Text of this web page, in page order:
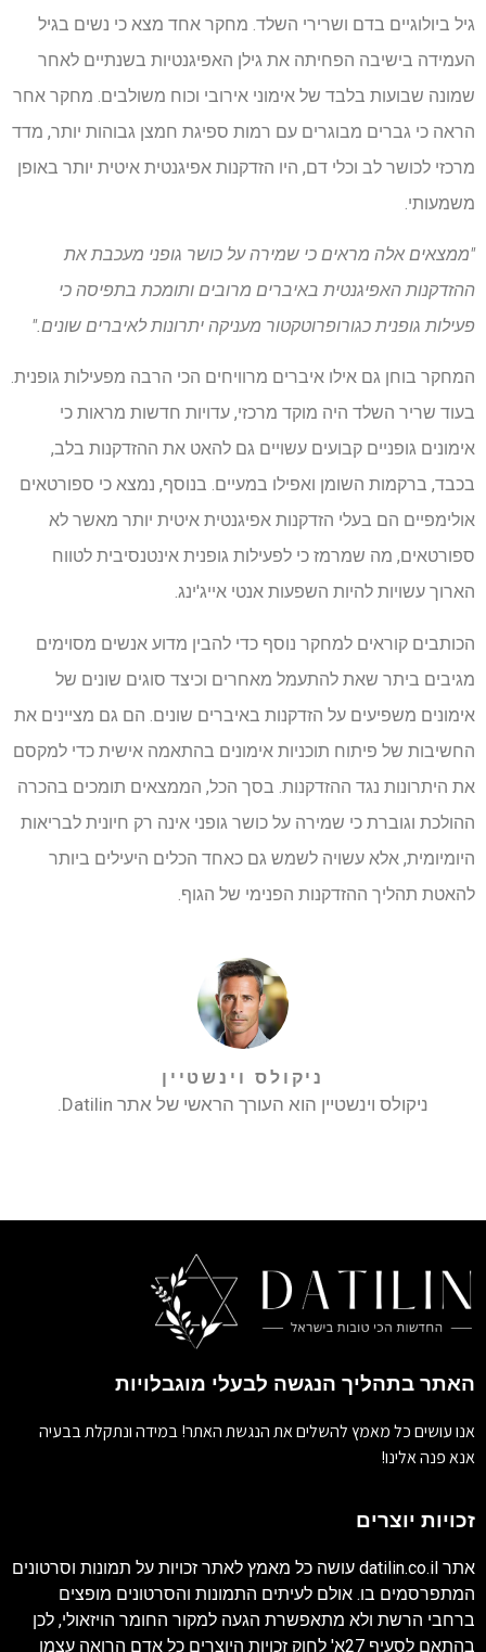
גיל ביולוגיים בדם ושרירי השלד. מחקר אחד מצא כי נשים בגיל
העמידה בישיבה הפחיתה את גילן האפיגנטיות בשנתיים לאחר
שמונה שבועות בלבד של אימוני אירובי וכוח משולבים. מחקר אחר
הראה כי גברים מבוגרים עם רמות ספיגת חמצן גבוהות יותר, מדד
מרכזי לכושר לב וכלי דם, היו הזדקנות אפיגנטית איטית יותר באופן
משמעותי.
"ממצאים אלה מראים כי שמירה על כושר גופני מעכבת את
ההזדקנות האפיגנטית באיברים מרובים ותומכת בתפיסה כי
פעילות גופנית כגורופרוטקטור מעניקה יתרונות לאיברים שונים."
המחקר בוחן גם אילו איברים מרוויחים הכי הרבה מפעילות גופנית.
בעוד שריר השלד היה מוקד מרכזי, עדויות חדשות מראות כי
אימונים גופניים קבועים עשויים גם להאט את ההזדקנות בלב,
בכבד, ברקמות השומן ואפילו במעיים. בנוסף, נמצא כי ספורטאים
אולימפיים הם בעלי הזדקנות אפיגנטית איטית יותר מאשר לא
ספורטאים, מה שמרמז כי לפעילות גופנית אינטנסיבית לטווח
הארוך עשויות להיות השפעות אנטי אייג'ינג.
הכותבים קוראים למחקר נוסף כדי להבין מדוע אנשים מסוימים
מגיבים ביתר שאת להתעמל מאחרים וכיצד סוגים שונים של
אימונים משפיעים על הזדקנות באיברים שונים. הם גם מציינים את
החשיבות של פיתוח תוכניות אימונים בהתאמה אישית כדי למקסם
את היתרונות נגד ההזדקנות. בסך הכל, הממצאים תומכים בהכרה
ההולכת וגוברת כי שמירה על כושר גופני אינה רק חיונית לבריאות
היומיומית, אלא עשויה לשמש גם כאחד הכלים היעילים ביותר
להאטת תהליך ההזדקנות הפנימי של הגוף.
ניקולס וינשטיין
ניקולס וינשטיין הוא העורך הראשי של אתר Datilin.
האתר בתהליך הנגשה לבעלי מוגבלויות
אנו עושים כל מאמץ להשלים את הנגשת האתר! במידה ונתקלת בבעיה
אנא פנה אלינו!
זכויות יוצרים
אתר datilin.co.il עושה כל מאמץ לאתר זכויות על תמונות וסרטונים
המתפרסמים בו. אולם לעיתים התמונות והסרטונים מופצים
ברחבי הרשת ולא מתאפשרת הגעה למקור החומר הויזאולי, לכן
בהתאם לסעיף 27א' לחוק זכויות היוצרים כל אדם הרואה עצמו